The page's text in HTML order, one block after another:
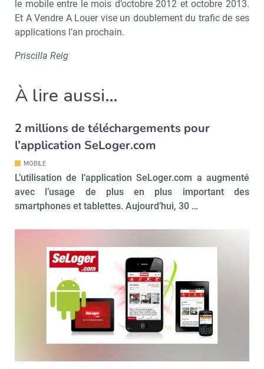
le mobile entre le mois d’octobre 2012 et octobre 2013.
Et A Vendre A Louer vise un doublement du trafic de ses
applications l’an prochain.
Priscilla Reig
À lire aussi…
2 millions de téléchargements pour
l’application SeLoger.com
MOBILE
L’utilisation de l’application SeLoger.com a augmenté
avec l’usage de plus en plus important des
smartphones et tablettes. Aujourd’hui, 30 …
Recevoir Immo Matin
Valider
Non merci, je reçois déjà
!
Je déciderai plus
tard